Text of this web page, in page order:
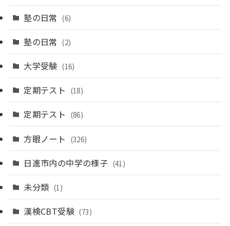
塾の日常 (6)
塾の日常 (2)
大学受験 (16)
定期テスト (18)
定期テスト (86)
方眼ノート (326)
日進市内の中学の様子 (41)
未分類 (1)
漢検CBT受験 (73)